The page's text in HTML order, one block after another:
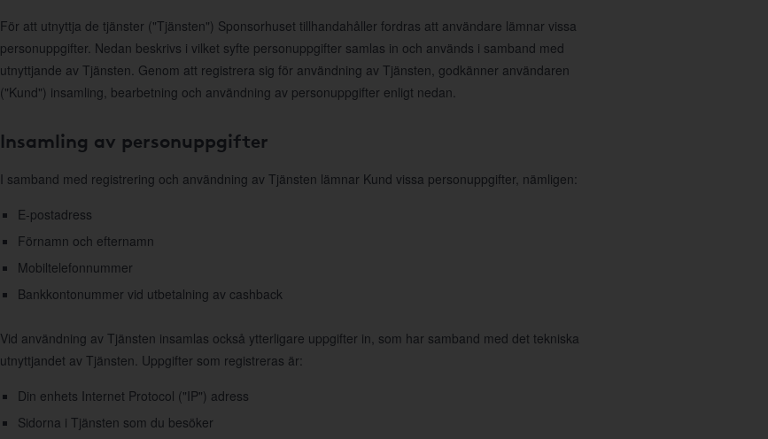
För att utnyttja de tjänster ("Tjänsten") Sponsorhuset tillhandahåller fordras att användare lämnar vissa
personuppgifter. Nedan beskrivs i vilket syfte personuppgifter samlas in och används i samband med
utnyttjande av Tjänsten. Genom att registrera sig för användning av Tjänsten, godkänner användaren
("Kund") insamling, bearbetning och användning av personuppgifter enligt nedan.
Insamling av personuppgifter
I samband med registrering och användning av Tjänsten lämnar Kund vissa personuppgifter, nämligen:
E-postadress
Förnamn och efternamn
Mobiltelefonnummer
Bankkontonummer vid utbetalning av cashback
Vid användning av Tjänsten insamlas också ytterligare uppgifter in, som har samband med det tekniska
utnyttjandet av Tjänsten. Uppgifter som registreras är:
Din enhets Internet Protocol ("IP") adress
Sidorna i Tjänsten som du besöker